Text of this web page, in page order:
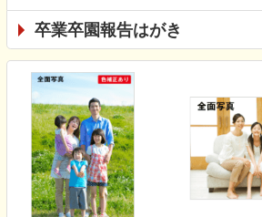
卒業卒園報告はがき